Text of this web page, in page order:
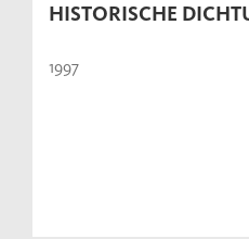
HISTORISCHE
1997